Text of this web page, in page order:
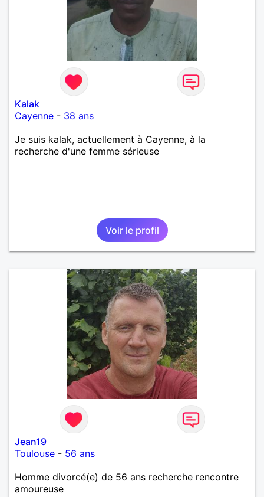
Kalak
Cayenne - 38 ans
Je suis kalak, actuellement à Cayenne, à la
recherche d'une femme sérieuse
Voir le profil
Jean19
Toulouse - 56 ans
Homme divorcé(e) de 56 ans recherche rencontre
amoureuse